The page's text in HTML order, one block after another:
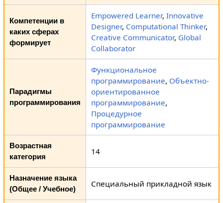
Компетенции в
каких сферах
формирует
Empowered Learner, Innovative
Designer, Computational Thinker,
Creative Communicator, Global
Collaborator
Парадигмы
программирования
Функциональное
программирование, Объектно-
ориентированное
программирование,
Процедурное
программирование
Возрастная
категория
14
Назначение языка
(Общее / Учебное)
Специальный прикладной язык